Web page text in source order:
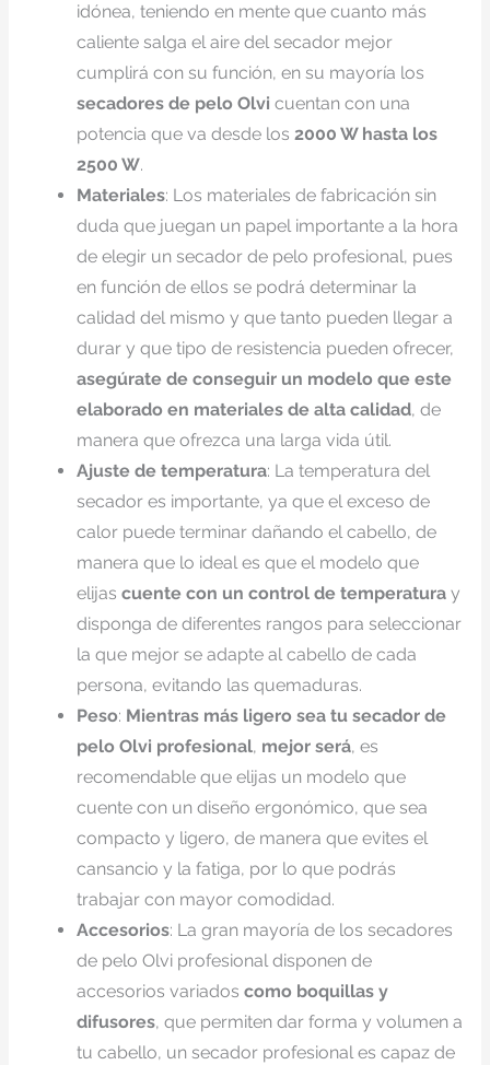
idónea, teniendo en mente que cuanto más
caliente salga el aire del secador mejor
cumplirá con su función, en su mayoría los
secadores de pelo Olvi cuentan con una
potencia que va desde los2000 W hasta los
2500 W.
Materiales: Los materiales de fabricación sin
duda que juegan un papel importante a la hora
de elegir un secador de pelo profesional, pues
en función de ellos se podrá determinar la
calidad del mismo y que tanto pueden llegar a
durar y que tipo de resistencia pueden ofrecer,
asegúrate de conseguir un modelo que este
elaborado en materiales de alta calidad, de
manera que ofrezca una larga vida útil.
Ajuste de temperatura: La temperatura del
secador es importante, ya que el exceso de
calor puede terminar dañando el cabello, de
manera que lo ideal es que el modelo que
elijascuente con un control de temperatura y
disponga de diferentes rangos para seleccionar
la que mejor se adapte al cabello de cada
persona, evitando las quemaduras.
Peso: Mientras más ligero sea tu secador de
pelo Olvi profesional, mejor será, es
recomendable que elijas un modelo que
cuente con un diseño ergonómico, que sea
compacto y ligero, de manera que evites el
cansancio y la fatiga, por lo que podrás
trabajar con mayor comodidad.
Accesorios: La gran mayoría de los secadores
de pelo Olvi profesional disponen de
accesorios variadoscomo boquillas y
difusores, que permiten dar forma y volumen a
tu cabello, un secador profesional es capaz de